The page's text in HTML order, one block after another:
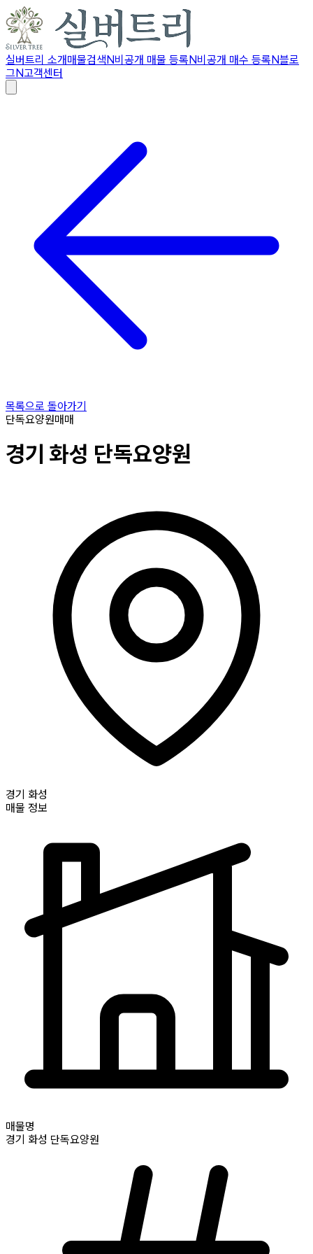
실버트리 소개매물검색N비공개 매물 등록N비공개 매수 등록N블로
그N고객센터
목록으로 돌아가기
단독요양원매매
경기 화성 단독요양원
경기 화성
매물 정보
매물명
경기 화성 단독요양원